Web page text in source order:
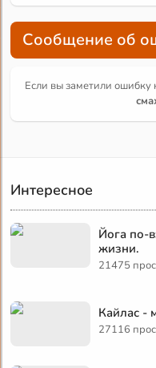
Сообщение об
Если вы заметили ошибку
Интересное
Йога по-
жизни.
21475
Кайлас -
27116